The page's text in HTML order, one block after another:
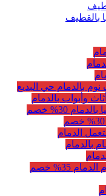
بالقطيف
بالدمام حي البديع
وأبواب بالدمام
30% خصم
الدمام
بالدمام
35% خصم